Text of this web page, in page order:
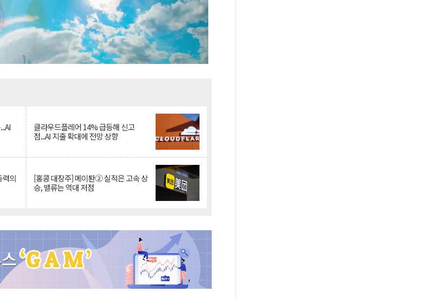
클라우드플레어 14% 급등해 신고
점...AI 지출 확대에 전망 상향
의 [홍콩 대장주] 메이퇀② 실적은 고속 상
승, 밸류는 역대 저점